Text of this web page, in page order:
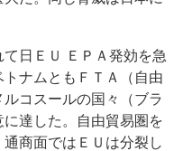
日ＥＵ ＥＰＡ発効を急
ナムともＦＴＡ（自由
コスールの国々（ブラ
達した。自由貿易圏を
商面ではＥＵは分裂し